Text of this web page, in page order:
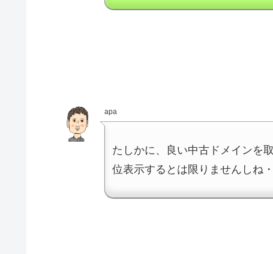
apa
たしかに、良い中古ドメインを
位表示するとは限りませんしね・